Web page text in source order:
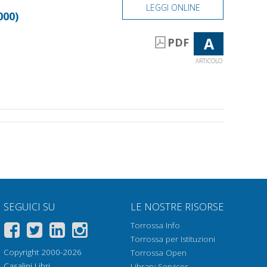
LEGGI ONLINE
PDF A
ARTICOLO
SEGUICI SU
Copyright 2000-2026
LE NOSTRE RISORSE
Torrossa Info
Torrossa per Istituzioni
Torrossa Open